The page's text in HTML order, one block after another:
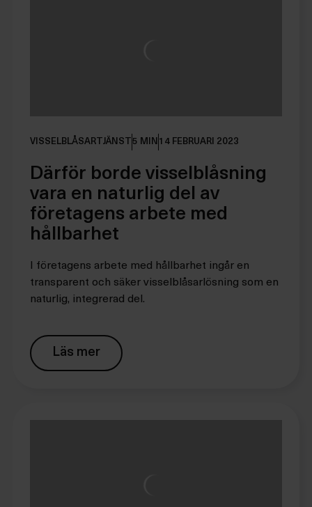
VISSELBLÅSARTJÄNST 5 MIN 14 FEBRUARI 2023
Därför borde visselblåsning
vara en naturlig del av
företagens arbete med
hållbarhet
I företagens arbete med hållbarhet ingår en
transparent och säker visselblåsarlösning som en
naturlig, integrerad del.
Läs mer